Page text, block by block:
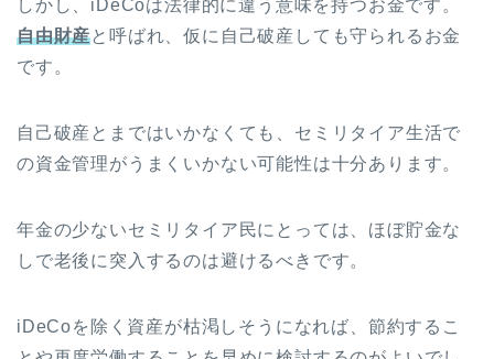
しかし、iDeCoは法律的に違う意味を持つお金です。
自由財産と呼ばれ、仮に自己破産しても守られるお金
です。
自己破産とまではいかなくても、セミリタイア生活で
の資金管理がうまくいかない可能性は十分あります。
年金の少ないセミリタイア民にとっては、ほぼ貯金な
しで老後に突入するのは避けるべきです。
iDeCoを除く資産が枯渇しそうになれば、節約するこ